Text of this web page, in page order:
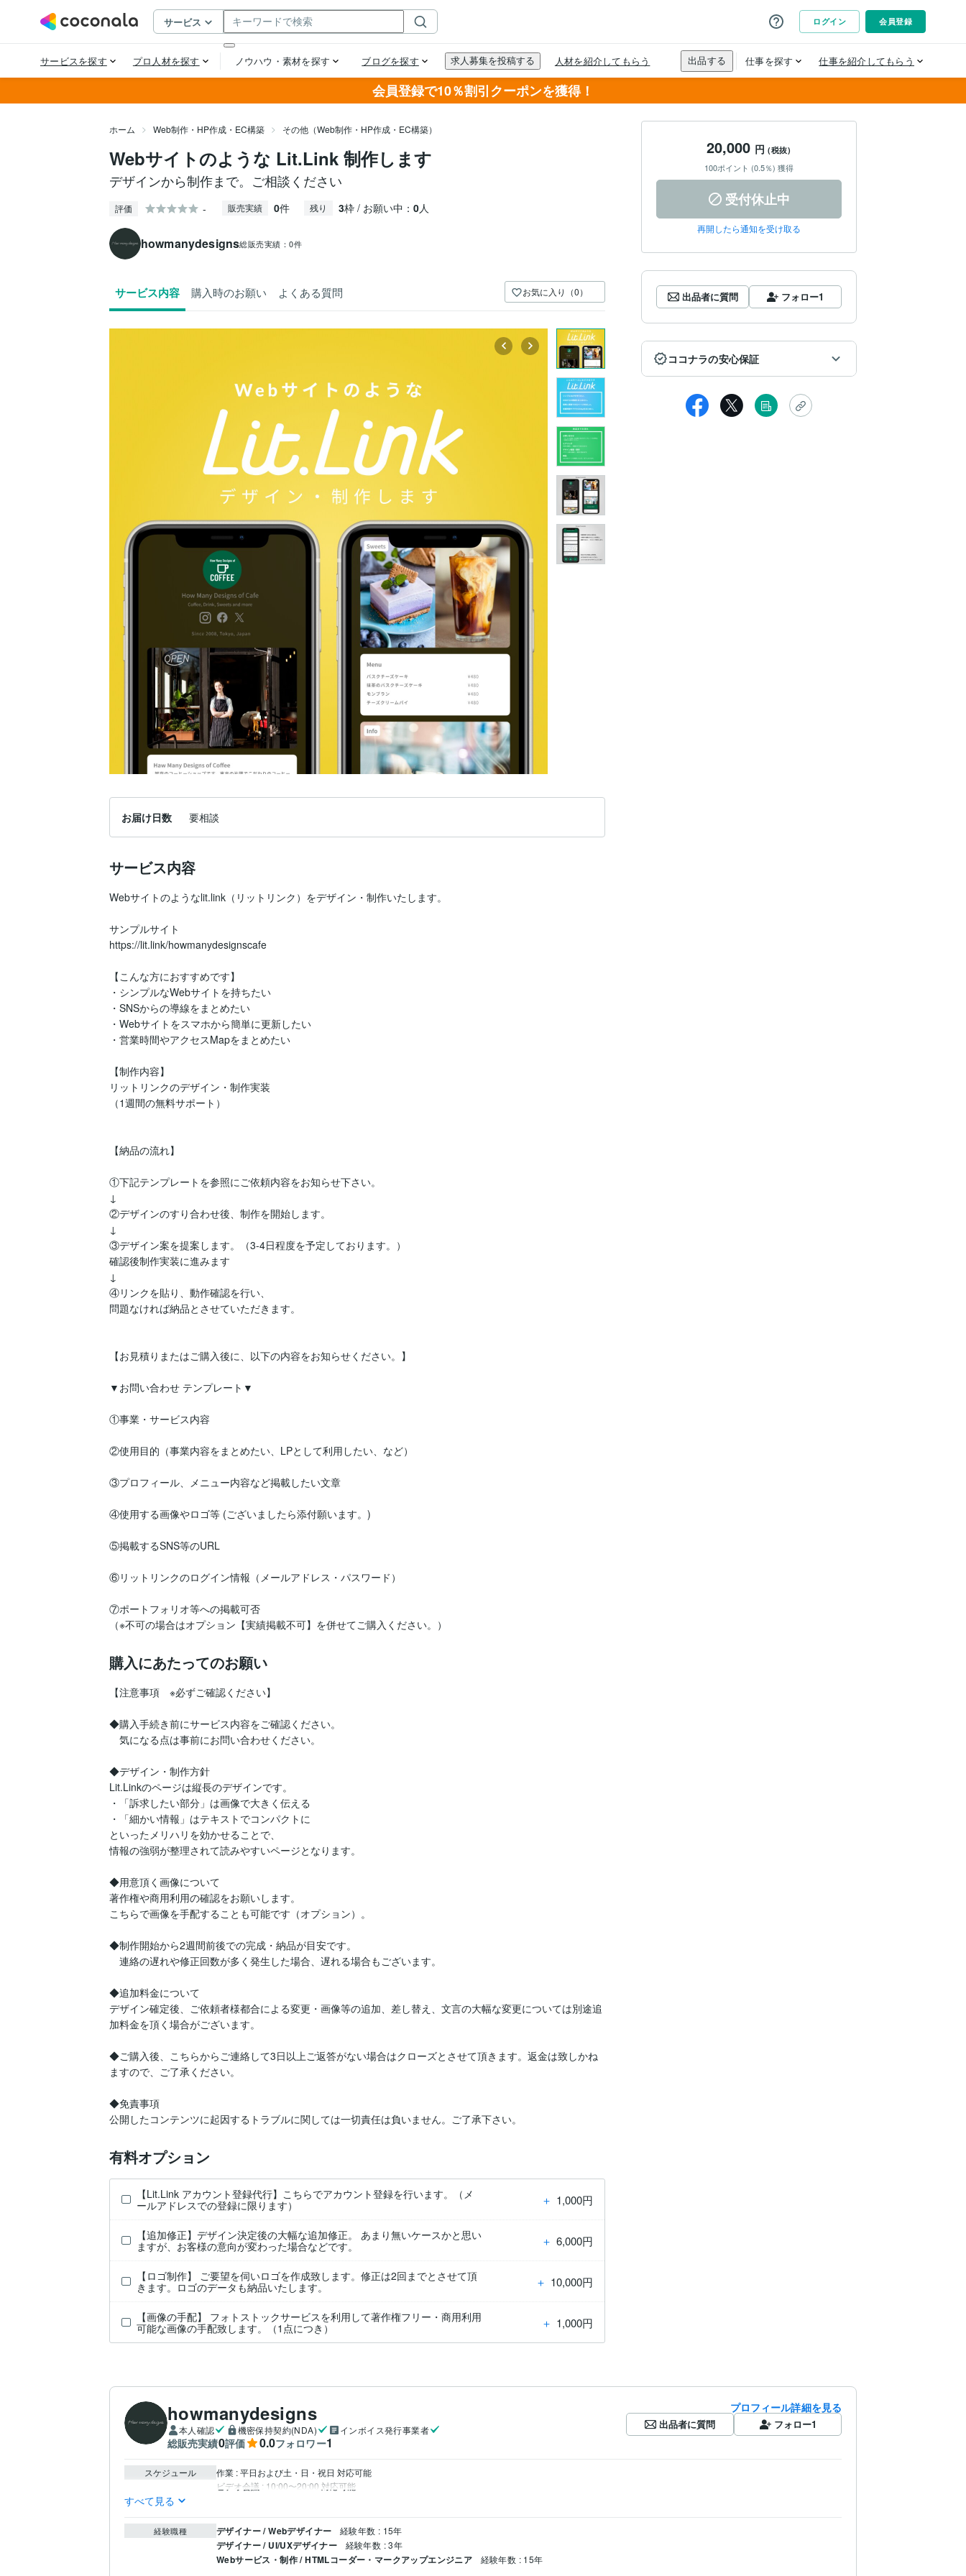
会員登録で10％割引クーポンを獲得！
ホーム Web制作・HP作成・EC構築 その他（Web制作・HP作成・EC構築）
Webサイトのような Lit.Link 制作します
デザインから制作まで。ご相談ください
評価 - 販売実績 0件 残り 3枠 / お願い中： 0人
howmanydesigns総販売実績：0件
サービス内容 購入時のお願い よくある質問 お気に入り（0）
お届け日数 要相談
サービス内容
Webサイトのようなlit.link（リットリンク）をデザイン・制作いたします。
サンプルサイト
https://lit.link/howmanydesignscafe
【こんな方におすすめです】
・シンプルなWebサイトを持ちたい
・SNSからの導線をまとめたい
・Webサイトをスマホから簡単に更新したい
・営業時間やアクセスMapをまとめたい
【制作内容】
リットリンクのデザイン・制作実装
（1週間の無料サポート）
【納品の流れ】
①下記テンプレートを参照にご依頼内容をお知らせ下さい。
↓
②デザインのすり合わせ後、制作を開始します。
↓
③デザイン案を提案します。（3-4日程度を予定しております。）
確認後制作実装に進みます
↓
④リンクを貼り、動作確認を行い、
問題なければ納品とさせていただきます。
【お見積りまたはご購入後に、以下の内容をお知らせください。】
▼お問い合わせ テンプレート▼
①事業・サービス内容
②使用目的（事業内容をまとめたい、LPとして利用したい、など）
③プロフィール、メニュー内容など掲載したい文章
④使用する画像やロゴ等 (ございましたら添付願います。)
⑤掲載するSNS等のURL
⑥リットリンクのログイン情報（メールアドレス・パスワード）
⑦ポートフォリオ等への掲載可否
購入にあたってのお願い
【注意事項　※必ずご確認ください】
◆購入手続き前にサービス内容をご確認ください。
気になる点は事前にお問い合わせください。
◆デザイン・制作方針
Lit.Linkのページは縦長のデザインです。
・「訴求したい部分」は画像で大きく伝える
・「細かい情報」はテキストでコンパクトに
といったメリハリを効かせることで、
情報の強弱が整理されて読みやすいページとなります。
◆用意頂く画像について
著作権や商用利用の確認をお願いします。
こちらで画像を手配することも可能です（オプション）。
◆制作開始から2週間前後での完成・納品が目安です。
連絡の遅れや修正回数が多く発生した場合、遅れる場合もございます。
◆追加料金について
デザイン確定後、ご依頼者様都合による変更・画像等の追加、差し替え、文言の大幅な変更については別途追
加料金を頂く場合がございます。
◆ご購入後、こちらからご連絡して3日以上ご返答がない場合はクローズとさせて頂きます。返金は致しかね
ますので、ご了承ください。
◆免責事項
有料オプション
【Lit.Link アカウント登録代行】こちらでアカウント登録を行います。（メ
ールアドレスでの登録に限ります）
＋ 1,000円
【追加修正】デザイン決定後の大幅な追加修正。 あまり無いケースかと思い
ますが、お客様の意向が変わった場合などです。
＋ 6,000円
【ロゴ制作】 ご要望を伺いロゴを作成致します。修正は2回までとさせて頂
きます。ロゴのデータも納品いたします。
＋ 10,000円
【画像の手配】 フォトストックサービスを利用して著作権フリー・商用利用
可能な画像の手配致します。（1点につき）
＋ 1,000円
20,000 円(税抜)
100ポイント (0.5％) 獲得
受付休止中
再開したら通知を受け取る
出品者に質問 フォロー1
ココナラの安心保証
howmanydesigns
本人確認 機密保持契約(NDA) インボイス発行事業者
総販売実績0評価 0.0フォロワー1
プロフィール詳細を見る
出品者に質問 フォロー1
スケジュール
作業 : 平日および土・日・祝日 対応可能
すべて見る
経験職種 デザイナー / Webデザイナー 経験年数 : 15年
デザイナー / UI/UXデザイナー 経験年数 : 3年
Webサービス・制作 / HTMLコーダー・マークアップエンジニア 経験年数 : 15年